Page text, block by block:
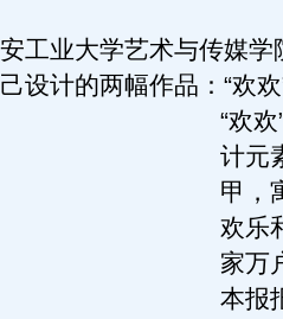
业大学艺术与传媒学
设计的两幅作品：“欢欢
“欢
计元
甲，
欢乐
家万
本报